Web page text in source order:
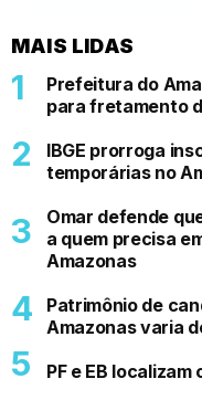
MAIS LIDAS
Prefeitura do
para fretamento
IBGE prorroga
temporárias no
Omar defende
a quem precisa
Amazonas
Patrimônio de
Amazonas varia
PF e EB